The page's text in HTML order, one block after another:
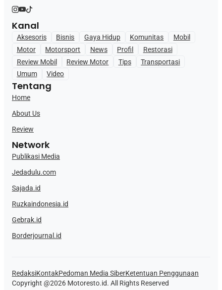
Kanal
Aksesoris Bisnis Gaya Hidup Komunitas
Mobil
Motor
Motorsport News Profil
Restorasi
Review Mobil
Review Motor Tips
Transportasi
Umum
Video
Tentang
Home
About Us
Review
Network
Publikasi Media
Jedadulu.com
Sajada.id
Ruzkaindonesia.id
Gebrak.id
Borderjournal.id
RedaksiKontakPedoman Media SiberKetentuan Penggunaan
Copyright @2026 Motoresto.id. All Rights Reserved